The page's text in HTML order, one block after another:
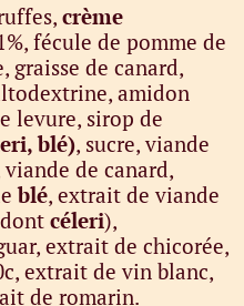
crème
fécule de pomme de
graisse de canard,
amidon
levure, sirop de
blé), sucre, viande
de canard,
blé, extrait de viande
céleri),
extrait de chicorée,
extrait de vin blanc,
de romarin.